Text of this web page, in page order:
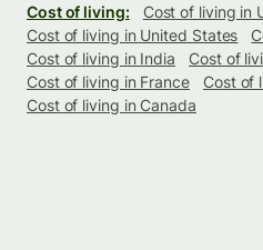
Cost of living:
Cost of living in
Cost of living in United States
Cost of living in India
Cost of
Cost of living in France
Cost of
Cost of living in Canada